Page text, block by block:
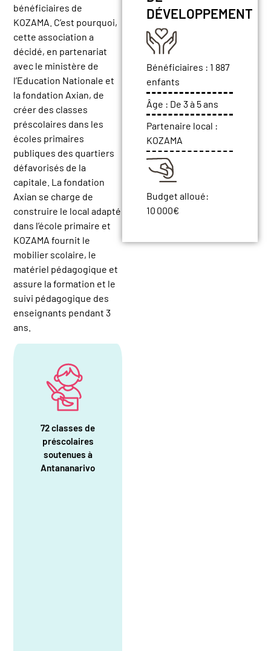
bénéficiaires de
KOZAMA. C’est pourquoi,
cette association a
décidé, en partenariat
avec le ministère de
l’Education Nationale et
la fondation Axian, de
créer des classes
préscolaires dans les
écoles primaires
publiques des quartiers
défavorisés de la
capitale. La fondation
Axian se charge de
construire le local adapté
dans l’école primaire et
KOZAMA fournit le
mobilier scolaire, le
matériel pédagogique et
assure la formation et le
suivi pédagogique des
enseignants pendant 3
ans.
72 classes de
préscolaires
soutenues à
Antananarivo
DÉVELOPPEMENT
Bénéficiaires : 1 887
enfants
Âge : De 3 à 5 ans
Partenaire local :
KOZAMA
Budget alloué:
10 000€